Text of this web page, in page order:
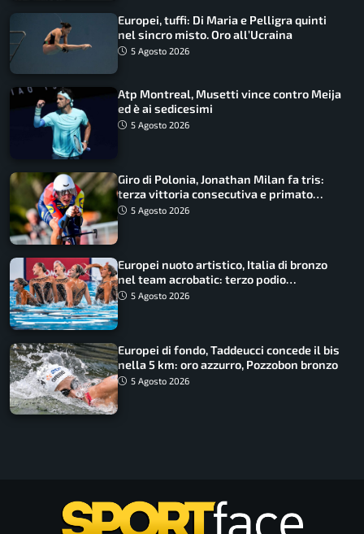
Europei, tuffi: Di Maria e Pelligra quinti
nel sincro misto. Oro all’Ucraina
5 Agosto 2026
Atp Montreal, Musetti vince contro Meija
ed è ai sedicesimi
5 Agosto 2026
Giro di Polonia, Jonathan Milan fa tris:
terza vittoria consecutiva e primato
rafforzato
5 Agosto 2026
Europei nuoto artistico, Italia di bronzo
nel team acrobatic: terzo podio
consecutivo
5 Agosto 2026
Europei di fondo, Taddeucci concede il bis
nella 5 km: oro azzurro, Pozzobon bronzo
5 Agosto 2026